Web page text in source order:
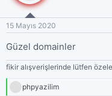
15 Mayıs 2020
Güzel domainler
fikir alışverişlerinde lütfen
B
phpyazilim